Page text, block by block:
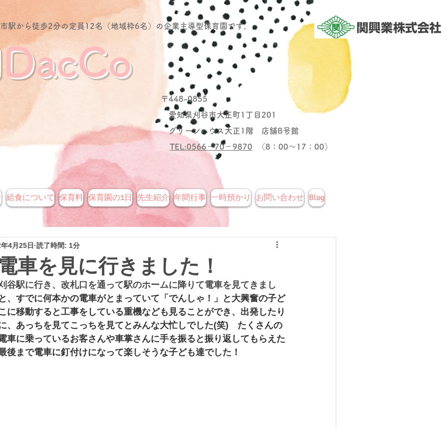
〒448-0855
愛知県刈谷市大正町1丁目201
グリーンハウス大正1階 店舗B号館
駅から徒歩2分の定員12名（地域枠6名）の企業主導型保育園です。
TEL:0566－70－9870 ​（8：00～17：00）
給食について 保育料 保育園の1日 先生紹介 年間行事 一時預かり お問い合わせ Blog
車を見に行きました！
4月25日 読了時間: 1分
駅に行き、改札口を通って駅のホームに降りて電車を見てきまし
、すでに何本かの電車がとまっていて「でんしゃ！」と大興奮の子ど
に移動すると工事をしている重機なども見ることができ、出発したり
、あっちを見てこっちを見てとみんな大忙しでした(笑)　たくさんの
車に乗っているお客さんや車掌さんに手を振ると振り返してもらえた
後まで電車に釘付けになって楽しそうな子ども達でした！